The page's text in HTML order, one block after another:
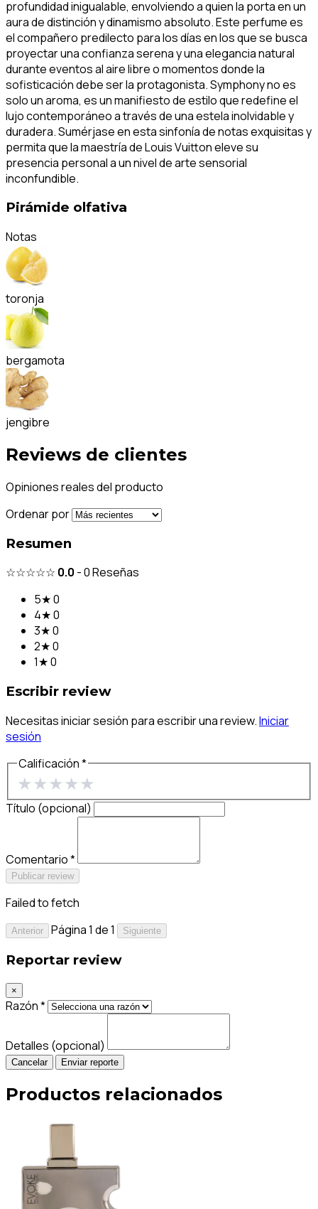
profundidad inigualable, envolviendo a quien la porta en un
aura de distinción y dinamismo absoluto. Este perfume es
el compañero predilecto para los días en los que se busca
proyectar una confianza serena y una elegancia natural
durante eventos al aire libre o momentos donde la
sofisticación debe ser la protagonista. Symphony no es
solo un aroma, es un manifiesto de estilo que redefine el
lujo contemporáneo a través de una estela inolvidable y
duradera. Sumérjase en esta sinfonía de notas exquisitas y
permita que la maestría de Louis Vuitton eleve su
presencia personal a un nivel de arte sensorial
inconfundible.
Pirámide olfativa
Notas
toronja
bergamota
jengibre
Reviews de clientes
Opiniones reales del producto
Ordenar por
Resumen
☆☆☆☆☆ 0.0 -0Reseñas
5★0
4★0
3★0
2★0
1★0
Escribir review
Necesitas iniciar sesión para escribir una review.Iniciar
sesión
Calificación *
★★★★★
Título (opcional)
Comentario *
Publicar review
Failed to fetch
Anterior Página 1 de 1 Siguiente
Reportar review
×
Razón *
Detalles (opcional)
Cancelar Enviar reporte
Productos relacionados